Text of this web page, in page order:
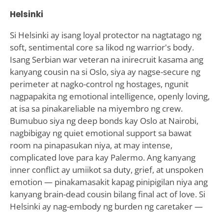
Helsinki
Si Helsinki ay isang loyal protector na nagtatago ng
soft, sentimental core sa likod ng warrior's body.
Isang Serbian war veteran na inirecruit kasama ang
kanyang cousin na si Oslo, siya ay nagse-secure ng
perimeter at nagko-control ng hostages, ngunit
nagpapakita ng emotional intelligence, openly loving,
at isa sa pinakareliable na miyembro ng crew.
Bumubuo siya ng deep bonds kay Oslo at Nairobi,
nagbibigay ng quiet emotional support sa bawat
room na pinapasukan niya, at may intense,
complicated love para kay Palermo. Ang kanyang
inner conflict ay umiikot sa duty, grief, at unspoken
emotion — pinakamasakit kapag pinipigilan niya ang
kanyang brain-dead cousin bilang final act of love. Si
Helsinki ay nag-embody ng burden ng caretaker —